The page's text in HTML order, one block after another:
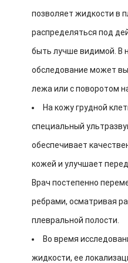
позволяет жидкости в
распределяться под
быть лучше видимой. В
обследование может
лежа или с поворотом
На кожу грудной
специальный
обеспечивает
кожей и улучшает
Врач постепенно
ребрами, осматривая
плевральной полости.
Во время
жидкости, ее